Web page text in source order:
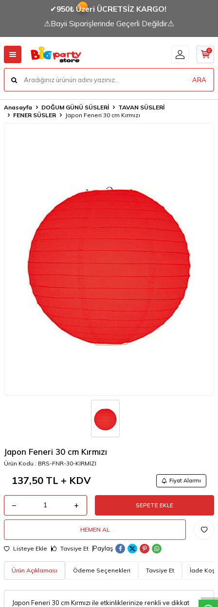
W
h
a
t
a
p
p
D
e
s
t
e
H
a
t
t
✔950₺ Üzeri ÜCRETSİZ KARGO!
⚠Bayii Siparişlerinde Geçerli Değildir⚠
ARA
0
Anasayfa DOĞUM GÜNÜ SÜSLERİ
TAVAN SÜSLERİ
FENER SÜSLER
Japon Feneri 30 cm Kırmızı
Japon Feneri 30 cm Kırmızı
Ürün Kodu : BRS-FNR-30-KIRMIZI
137,50 TL + KDV Fiyat Alarmı
SEPETE EKLE
HEMEN AL
Listeye Ekle Tavsiye Et Paylaş
Ürün Açıklaması Ödeme Seçenekleri Tavsiye Et İade
Japon Feneri 30 cm Kırmızı ile etkinliklerinize renkli ve dikkat